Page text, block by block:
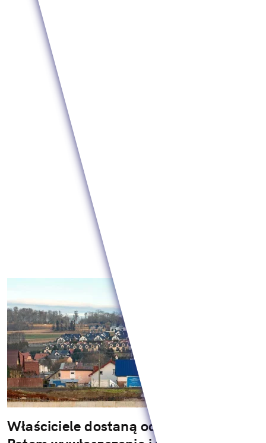
Właściciele dostaną od rządu 120 dni.